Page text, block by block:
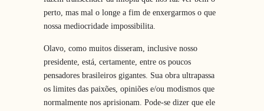
perto, mas mal o longe a fim de enxergarmos o que
nossa mediocridade impossibilita.
Olavo, como muitos disseram, inclusive nosso
presidente, está, certamente, entre os poucos
pensadores brasileiros gigantes. Sua obra ultrapassa
os limites das paixões, opiniões e/ou modismos que
normalmente nos aprisionam. Pode-se dizer que ele